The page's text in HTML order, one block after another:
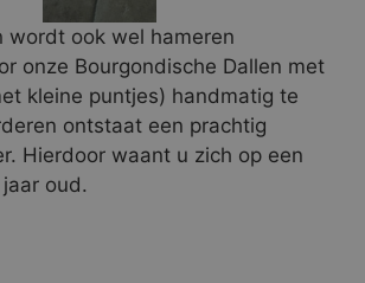
wordt ook wel hameren
onze Bourgondische Dallen met
kleine puntjes) handmatig te
ontstaat een prachtig
Hierdoor waant u zich op een
oud.